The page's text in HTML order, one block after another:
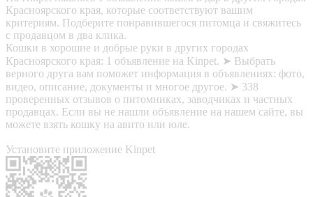
Красноярского края, которые соответствуют вашим
критериям. Подберите понравившегося питомца и свяжитесь
с продавцом в два клика.
Кошки в хорошие и добрые руки в других городах
Красноярского края: 1 объявление на Kinpet. ➤ Выбрать
верного друга вам поможет информация в объявлениях: фото,
видео, описание, документы и многое другое. ➤ 338
проверенных отзывов о питомниках, заводчиках и частных
продавцах. Если вы не нашли объявление на нашем сайте, вы
можете взять кошку на авито или юле.
Установите приложение Kinpet